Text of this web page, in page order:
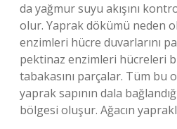
da yağmur suyu akışını
olur. Yaprak dökümü neden
enzimleri hücre duvarlarını
pektinaz enzimleri hücreleri
tabakasını parçalar. Tüm bu
yaprak sapının dala
bölgesi oluşur. Ağacın